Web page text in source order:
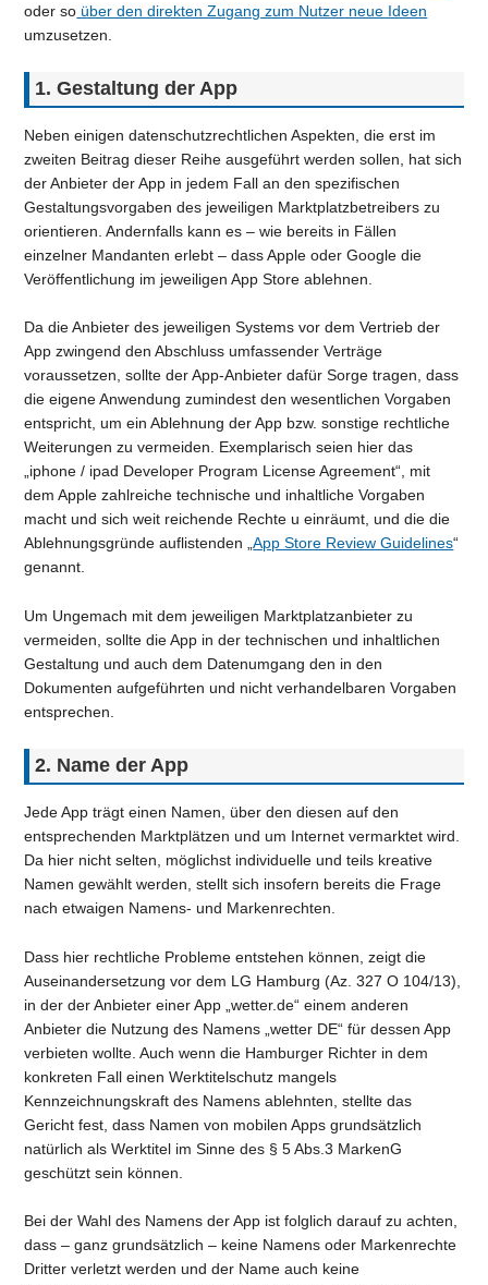
oder so über den direkten Zugang zum Nutzer neue Ideen
umzusetzen.
1. Gestaltung der App
Neben einigen datenschutzrechtlichen Aspekten, die erst im
zweiten Beitrag dieser Reihe ausgeführt werden sollen, hat sich
der Anbieter der App in jedem Fall an den spezifischen
Gestaltungsvorgaben des jeweiligen Marktplatzbetreibers zu
orientieren. Andernfalls kann es – wie bereits in Fällen
einzelner Mandanten erlebt – dass Apple oder Google die
Veröffentlichung im jeweiligen App Store ablehnen.
Da die Anbieter des jeweiligen Systems vor dem Vertrieb der
App zwingend den Abschluss umfassender Verträge
voraussetzen, sollte der App-Anbieter dafür Sorge tragen, dass
die eigene Anwendung zumindest den wesentlichen Vorgaben
entspricht, um ein Ablehnung der App bzw. sonstige rechtliche
Weiterungen zu vermeiden. Exemplarisch seien hier das
„iphone / ipad Developer Program License Agreement“, mit
dem Apple zahlreiche technische und inhaltliche Vorgaben
macht und sich weit reichende Rechte u einräumt, und die die
Ablehnungsgründe auflistenden „App Store Review Guidelines“
genannt.
Um Ungemach mit dem jeweiligen Marktplatzanbieter zu
vermeiden, sollte die App in der technischen und inhaltlichen
Gestaltung und auch dem Datenumgang den in den
Dokumenten aufgeführten und nicht verhandelbaren Vorgaben
entsprechen.
2. Name der App
Jede App trägt einen Namen, über den diesen auf den
entsprechenden Marktplätzen und um Internet vermarktet wird.
Da hier nicht selten, möglichst individuelle und teils kreative
Namen gewählt werden, stellt sich insofern bereits die Frage
nach etwaigen Namens- und Markenrechten.
Dass hier rechtliche Probleme entstehen können, zeigt die
Auseinandersetzung vor dem LG Hamburg (Az. 327 O 104/13),
in der der Anbieter einer App „wetter.de“ einem anderen
Anbieter die Nutzung des Namens „wetter DE“ für dessen App
verbieten wollte. Auch wenn die Hamburger Richter in dem
konkreten Fall einen Werktitelschutz mangels
Kennzeichnungskraft des Namens ablehnten, stellte das
Gericht fest, dass Namen von mobilen Apps grundsätzlich
natürlich als Werktitel im Sinne des § 5 Abs.3 MarkenG
geschützt sein können.
Bei der Wahl des Namens der App ist folglich darauf zu achten,
dass – ganz grundsätzlich – keine Namens oder Markenrechte
Dritter verletzt werden und der Name auch keine